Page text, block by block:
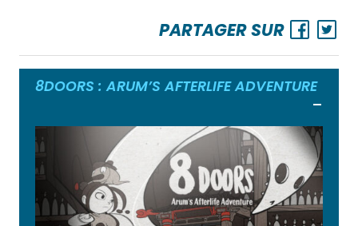
PARTAGER SUR
8DOORS : ARUM’S AFTERLIFE ADVENTURE